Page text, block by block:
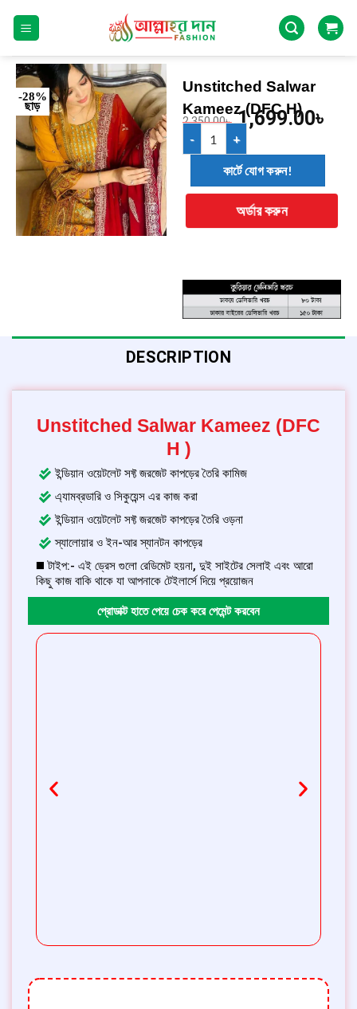
-28%
ছাড়
Unstitched Salwar
Kameez (DFC H)
2,350.00৳ 1,699.00৳
কার্টে যোগ করুন!
অর্ডার করুন
DESCRIPTION
Unstitched Salwar Kameez (DFC
H )
ইন্ডিয়ান ওয়েটলেট সফ্ট জরজেট কাপড়ের তৈরি কামিজ
এ্যামব্রডারি ও সিকুয়েন্স এর কাজ করা
ইন্ডিয়ান ওয়েটলেট সফ্ট জরজেট কাপড়ের তৈরি ওড়না
স্যালোয়ার ও ইন-আর স্যানটন কাপড়ের
◼️ টাইপ:- এই ড্রেস গুলো রেডিমেট হয়না, দুই সাইটের সেলাই এবং আরো
কিছু কাজ বাকি থাকে যা আপনাকে টেইলার্সে দিয়ে প্রয়োজন
প্রোডাক্ট হাতে পেয়ে চেক করে পেমেন্ট করবেন